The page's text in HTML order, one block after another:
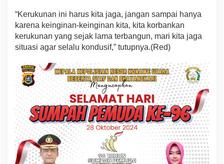
“Kerukunan ini harus kita jaga, jangan sampai hanya
karena keinginan-keinginan kita, kita korbankan
kerukunan yang sejak lama terbangun, mari kita jaga
situasi agar selalu kondusif,” tutupnya.(Red)